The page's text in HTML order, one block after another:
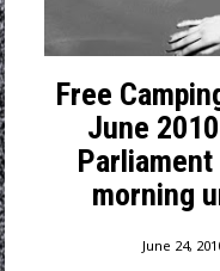
Free
June
morning
June 24,